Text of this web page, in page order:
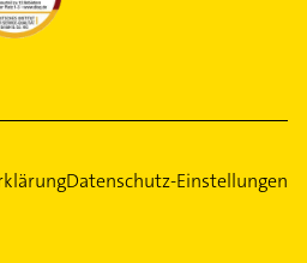
Datenschutz-Einstellungen